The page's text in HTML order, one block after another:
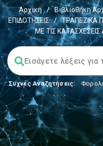
Αρχική / Βιβλιοθήκη
ΕΠΙΔΟΤΗΣΕΙΣ
/ ΤΡΑΠΕΖΙΚΑ
ΜΕ ΤΙΣ
Συχνές Αναζητήσεις: